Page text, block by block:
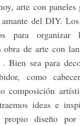
arte con paneles
del DIY.
para organizar
obra de arte con
Bien sea para
como
composición
ideas e
propio diseño